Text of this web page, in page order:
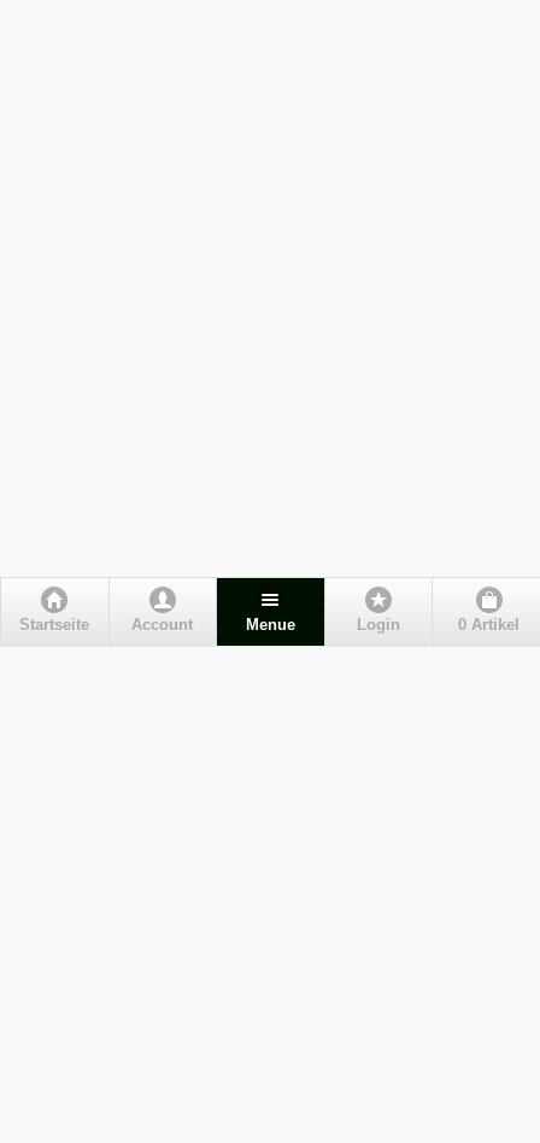
Kundenservice
Startseite Account Menue Login 0 Artikel